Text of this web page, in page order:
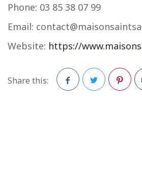
Phone: 03 85 38 07 99
Email:
Website: https://
Share this: